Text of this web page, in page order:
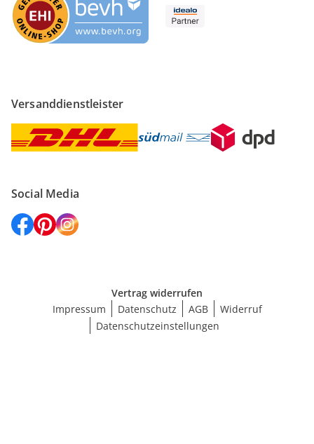
Versanddienstleister
Social Media
Vertrag widerrufen
Impressum
Datenschutz AGB
Widerruf
Datenschutzeinstellungen